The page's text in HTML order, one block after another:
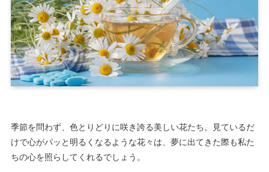
季節を問わず、色とりどりに咲き誇る美しい花たち。見ているだ
けで心がパッと明るくなるような花々は、夢に出てきた際も私た
ちの心を照らしてくれるでしょう。